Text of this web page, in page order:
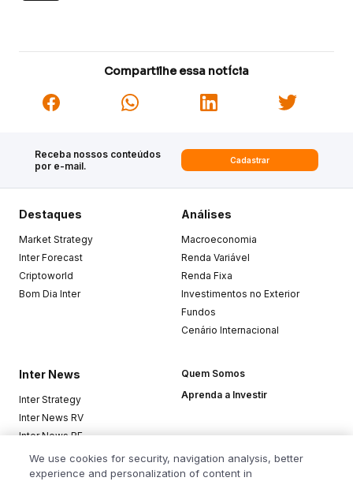
Compartilhe essa notícia
Receba nossos conteúdos
por e-mail.
Cadastrar
Destaques
Market Strategy
Inter Forecast
Criptoworld
Bom Dia Inter
Análises
Macroeconomia
Renda Variável
Renda Fixa
Investimentos no Exterior
Fundos
Cenário Internacional
Inter News
Inter Strategy
Inter News RV
Inter News RF
Top Funds
Quem Somos
Aprenda a Investir
We use cookies for security, navigation analysis, better
experience and personalization of content in